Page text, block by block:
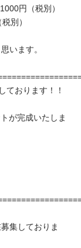
円（税別）
別）
います。
ております！！
が完成いたしま
集しておりま